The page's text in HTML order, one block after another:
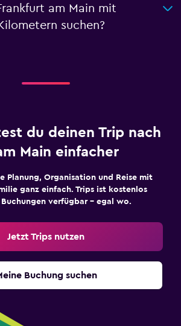
am Main mit
suchen?
du deinen Trip nach
Main einfacher
Planung, Organisation und Reise mit
ganz einfach. Trips ist kostenlos
verfügbar – egal wo.
Jetzt Trips nutzen
Buchung suchen